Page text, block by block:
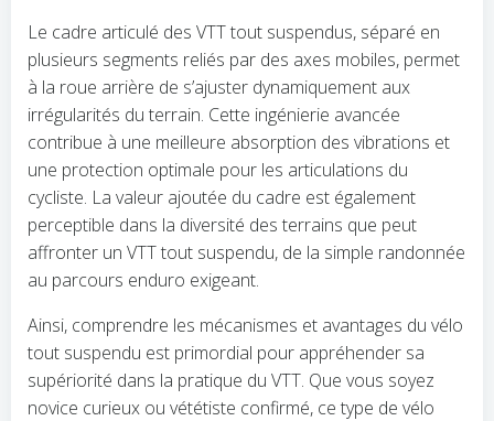
Le cadre articulé des VTT tout suspendus, séparé en
plusieurs segments reliés par des axes mobiles, permet
à la roue arrière de s’ajuster dynamiquement aux
irrégularités du terrain. Cette ingénierie avancée
contribue à une meilleure absorption des vibrations et
une protection optimale pour les articulations du
cycliste. La valeur ajoutée du cadre est également
perceptible dans la diversité des terrains que peut
affronter un VTT tout suspendu, de la simple randonnée
au parcours enduro exigeant.
Ainsi, comprendre les mécanismes et avantages du vélo
tout suspendu est primordial pour appréhender sa
supériorité dans la pratique du VTT. Que vous soyez
novice curieux ou vététiste confirmé, ce type de vélo